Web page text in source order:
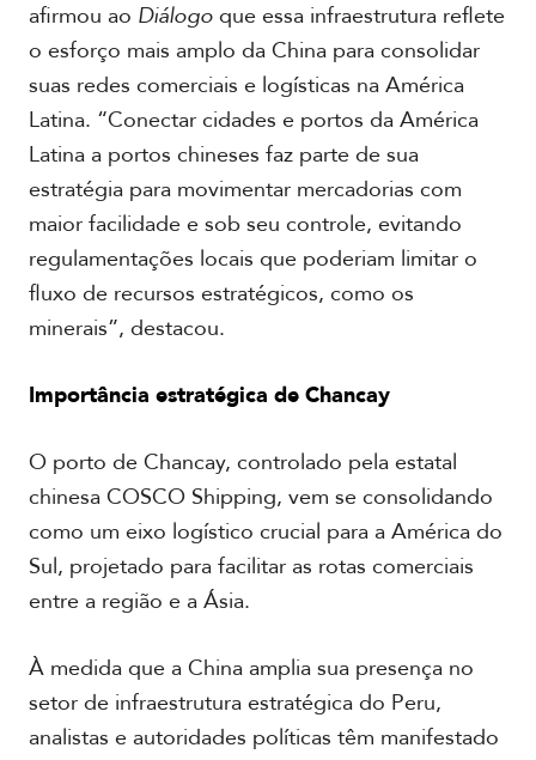
afirmou ao Diálogoque essa infraestrutura reflete
o esforço mais amplo da China para consolidar
suas redes comerciais e logísticas na América
Latina. “Conectar cidades e portos da América
Latina a portos chineses faz parte de sua
estratégia para movimentar mercadorias com
maior facilidade e sob seu controle, evitando
regulamentações locais que poderiam limitar o
fluxo de recursos estratégicos, como os
minerais”, destacou.
Importância estratégica de Chancay
O porto de Chancay, controlado pela estatal
chinesa COSCO Shipping, vem se consolidando
como um eixo logístico crucial para a América do
Sul, projetado para facilitar as rotas comerciais
entre a região e a Ásia.
À medida que a China amplia sua presença no
setor de infraestrutura estratégica do Peru,
analistas e autoridades políticas têm manifestado